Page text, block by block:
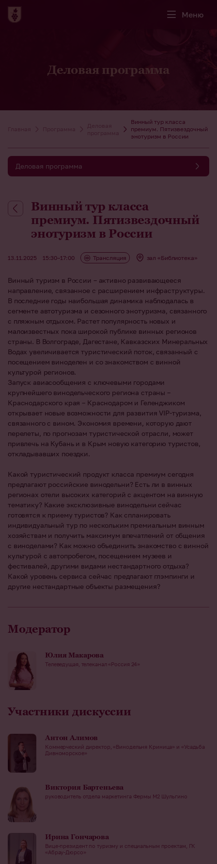
Меню
Деловая программа
Главная Программа
Деловая
программа
Винный тур класса
премиум. Пятизвездочный
энотуризм в России
Деловая программа
Винный тур класса
премиум. Пятизвездочный
энотуризм в России
13.11.2025 15:30–17:00 зал «Библиотека»
Трансляция
Винный туризм в России – активно развивающееся
направление, связанное с расширением инфраструктуры.
В последние годы наибольшая динамика наблюдалась в
сегменте автотуризма и сезонного энотуризма, связанного
с пляжным отдыхом. Растет популярность новых и
малоизвестных пока широкой публике винных регионов
страны. В Волгограде, Дагестане, Кавказских Минеральных
Водах увеличивается туристический поток, связанный с
посещением виноделен и со знакомством с винной
культурой регионов.
Запуск авиасообщения с ключевыми городами
крупнейшего винодельческого региона страны –
Краснодарского края – Краснодаром и Геленджиком
открывает новые возможности для развития VIP-туризма,
связанного с вином. Экономия времени, которую дают
перелеты, по прогнозам туристической отрасли, может
привлечь на Кубань и в Крым новую категорию туристов,
откладывавших поездки.
Какой туристический продукт класса премиум сегодня
предлагают российские винодельни? Есть ли в винных
регионах отели высоких категорий с акцентом на винную
тематику? Какие эксклюзивные винодельни сейчас
готовятся к приему туристов? Как спланировать
индивидуальный тур по нескольким премиальным винным
хозяйствам и получить максимум впечатлений от общения
с виноделами? Как можно объединить знакомство с винной
культурой с автопробегом, посещением музеев и
фестивалей, другими видами нестандартного отдыха?
Какой уровень сервиса сейчас предлагают глэмпинги и
другие нестандартные объекты размещения?
Модератор
Юлия Макарова
Телеведущая, телеканал «Россия 24»
Участники дискуссии
Антон Алимов
Коммерческий директор, «Винодельня Криница» и «Усадьба
Дивноморское»
Виктория Бартеньева
руководитель отдела маркетинга Фермы М2 Шульгино
Ирина Гончарова
Вице-президент по туризму и специальным проектам, ГК
«Абрау-Дюрсо»